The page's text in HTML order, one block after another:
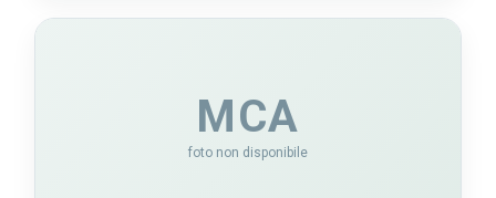
MCA
foto non disponibile